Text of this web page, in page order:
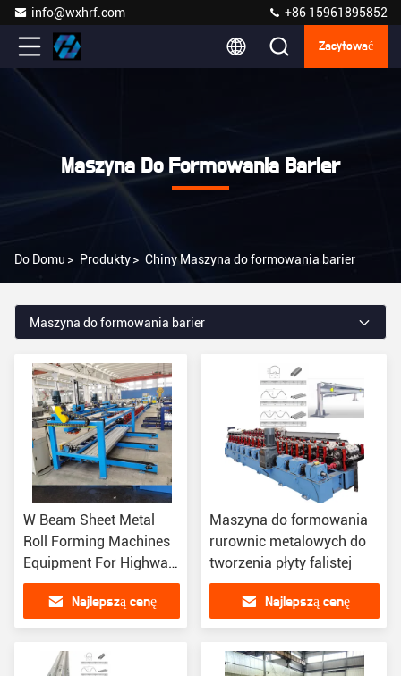
info@wxhrf.com +86 15961895852
Zacytować
Maszyna Do Formowania Barier
Do Domu > Produkty> Chiny Maszyna do formowania barier
Maszyna do formowania barier
W Beam Sheet Metal
Roll Forming Machines
Equipment For Highway
Guardrail Crash Barrier
(W) Wyroby do
formowania płyt
metalowych
Najlepszą cenę
Maszyna do formowania
rurownic metalowych do
tworzenia płyty falistej
Najlepszą cenę